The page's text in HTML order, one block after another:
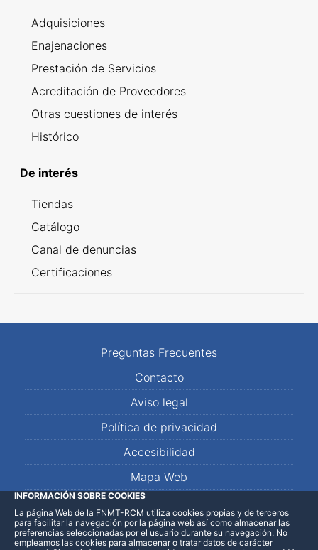
Adquisiciones
Enajenaciones
Prestación de Servicios
Acreditación de Proveedores
Otras cuestiones de interés
Histórico
De interés
Tiendas
Catálogo
Canal de denuncias
Certificaciones
Preguntas Frecuentes
Contacto
Aviso legal
Política de privacidad
Accesibilidad
Mapa Web
LinkedInFacebookWhatsApp
INFORMACIÓN SOBRE COOKIES
La página Web de la FNMT-RCM utiliza cookies propias y de terceros
para facilitar la navegación por la página web así como almacenar las
preferencias seleccionadas por el usuario durante su navegación. No
empleamos las cookies para almacenar o tratar datos de carácter